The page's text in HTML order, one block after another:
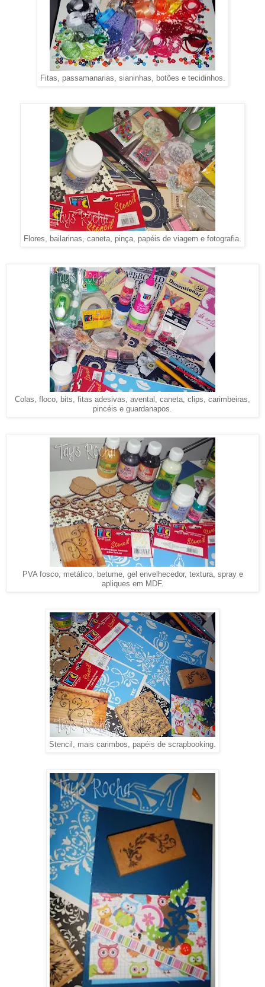
Fitas, passamanarias, sianinhas, botões e tecidinhos.
Flores, bailarinas, caneta, pinça, papéis de viagem e fotografia.
Colas, floco, bits, fitas adesivas, avental, caneta, clips, carimbeiras,
pincéis e guardanapos.
PVA fosco, metálico, betume, gel envelhecedor, textura, spray e
apliques em MDF.
Stencil, mais carimbos, papéis de scrapbooking.